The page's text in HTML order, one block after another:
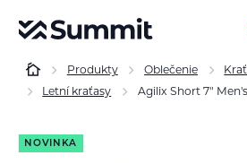
Produkty Oblečenie
Letní kraťasy
Agilix Short 7" Men's
NOVINKA